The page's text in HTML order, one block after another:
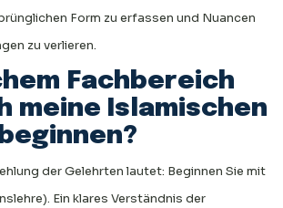
Form zu erfassen und Nuancen
zu verlieren.
Fachbereich
meine Islamischen
der Gelehrten lautet: Beginnen Sie mit
Ein klares Verständnis der